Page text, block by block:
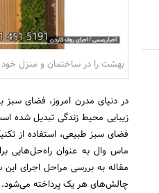
بهشت را در ساختمان و منزل خود
در دنیای مدرن امروز، فضای سبز
زیبایی محیط زندگی تبدیل شده
فضای سبز طبیعی، استفاده از
ماس وال به عنوان راه‌حل‌هایی
مقاله به بررسی مراحل اجرای
چالش‌های هر یک پرداخته می‌شود.